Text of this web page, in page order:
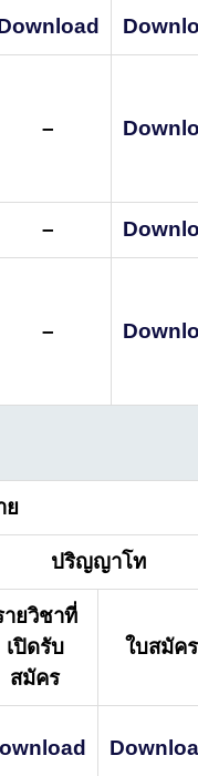
–
–
–
ย
ปริญญาโท
ายวิชาที่
เปิดรับ
สมัคร
ใบสมัคร